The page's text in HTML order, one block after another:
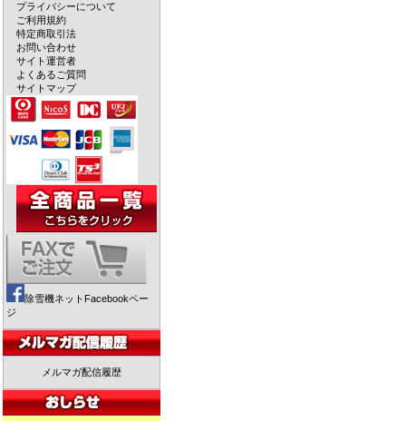
プライバシーについて
ご利用規約
特定商取引法
お問い合わせ
サイト運営者
よくあるご質問
サイトマップ
除雪機ネットFacebookペー
ジ
メルマガ配信履歴